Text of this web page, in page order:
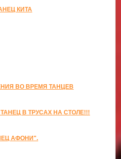
КИТА
ВО ВРЕМЯ ТАНЦЕВ
В ТРУСАХ НА СТОЛЕ!!!
АФОНИ".